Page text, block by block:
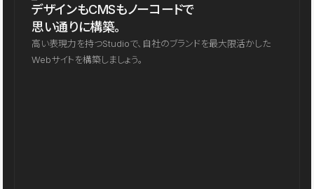
デザインもCMSもノーコードで
思い通りに構築。
高い表現力を持つStudioで、自社のブランドを最大限活かした
Webサイトを構築しましょう。